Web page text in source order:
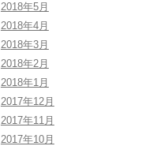
2018年5月
2018年4月
2018年3月
2018年2月
2018年1月
2017年12月
2017年11月
2017年10月